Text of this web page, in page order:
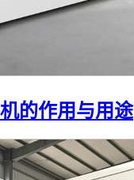
的作用与用途